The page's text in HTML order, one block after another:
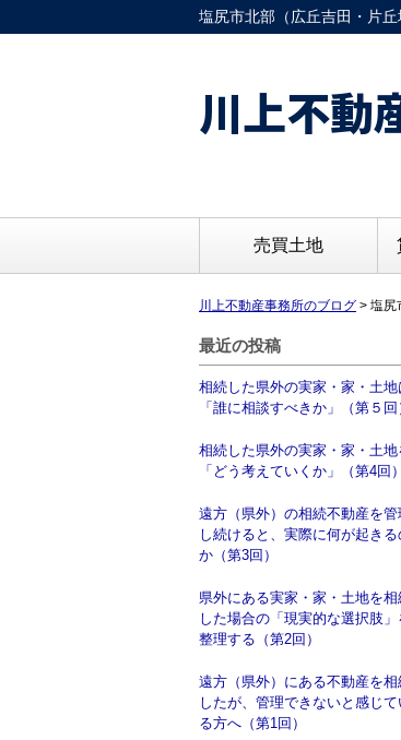
塩尻市北部（広丘吉田・片
川上不動
売買土地
川上不動産事務所のブログ > 塩尻
最近の投稿
相続した県外の実家・家・土地
「誰に相談すべきか」（第５回
相続した県外の実家・家・土地
「どう考えていくか」（第4回）
遠方（県外）の相続不動産を管
し続けると、実際に何が起きる
か（第3回）
県外にある実家・家・土地を相
した場合の「現実的な選択肢」
整理する（第2回）
遠方（県外）にある不動産を相
したが、管理できないと感じて
る方へ（第1回）